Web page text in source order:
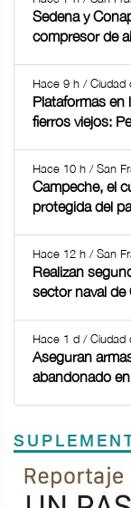
Sedena y
compresor de
Hace 9 h / Ciudad
Plataformas
fierros viejos:
Hace 10 h / San
Campeche, el
protegida del
Hace 12 h / San
Realizan
sector naval de
Hace 1 d / Ciudad
Aseguran
abandonado